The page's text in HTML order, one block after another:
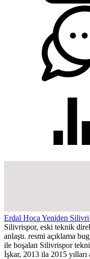
Erdal Hoca Yeniden
Silivrispor, eski teknik
anlaştı. resmi açıklama
ile boşalan Silivrispor
İşkar, 2013 ila 2015 yılları